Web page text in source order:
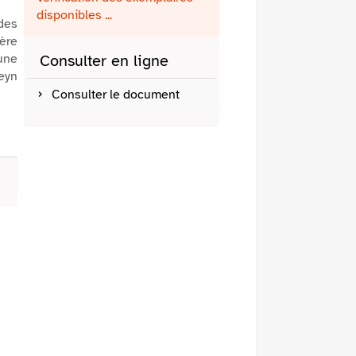
disponibles ...
Consulter en ligne
Consulter le document